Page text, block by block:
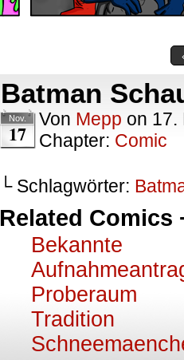
Batman
Nov.
17
Von Mepp on 17.
Chapter: Comic
└ Schlagwörter:
Related Comics
Bekannte
Proberaum
Tradition